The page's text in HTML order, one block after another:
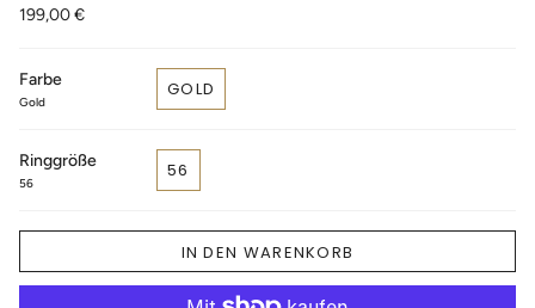
199,00 €
Farbe
Gold
GOLD
Ringgröße
56
56
IN DEN WARENKORB